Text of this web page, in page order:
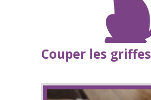
Couper les griffes